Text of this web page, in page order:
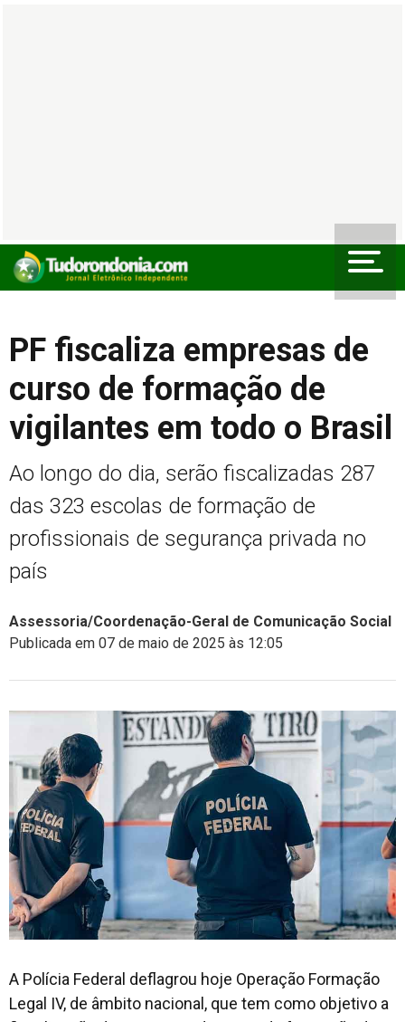
PF fiscaliza empresas de
curso de formação de
vigilantes em todo o Brasil
Ao longo do dia, serão fiscalizadas 287
das 323 escolas de formação de
profissionais de segurança privada no
país
Assessoria/Coordenação-Geral de Comunicação Social
Publicada em 07 de maio de 2025 às 12:05
A Polícia Federal deflagrou hoje Operação Formação
Legal IV, de âmbito nacional, que tem como objetivo a